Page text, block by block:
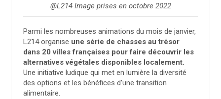
@L214 Image prises en octobre 2022
Parmi les nombreuses animations du mois de janvier,
L214 organise une série de chasses au trésor
dans 20 villes françaises pour faire découvrir les
alternatives végétales disponibles localement.
Une initiative ludique qui met en lumière la diversité
des options et les bénéfices d’une transition
alimentaire.